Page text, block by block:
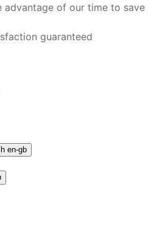
advantage of our time to save
guaranteed
en-gb